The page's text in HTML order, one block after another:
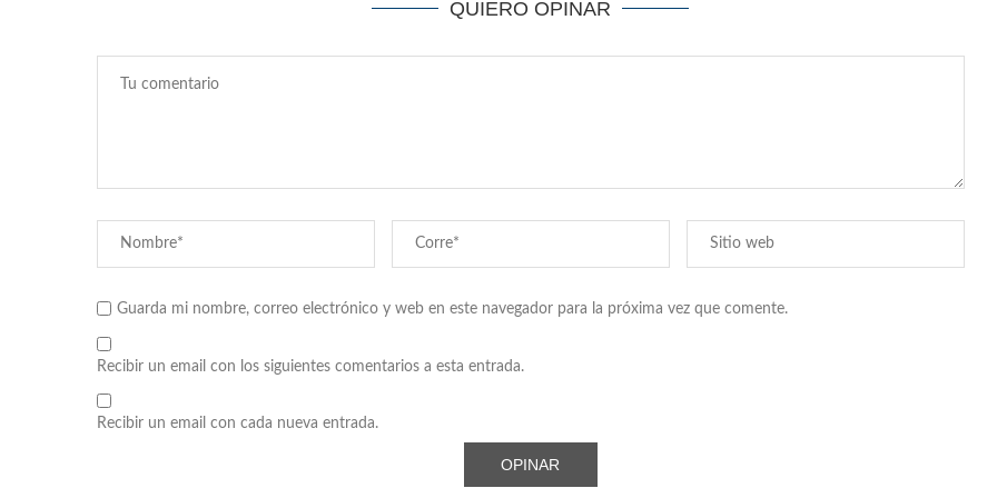
QUIERO OPINAR
Guarda mi nombre, correo electrónico y web en este navegador para la próxima vez que comente.
Recibir un email con los siguientes comentarios a esta entrada.
Recibir un email con cada nueva entrada.